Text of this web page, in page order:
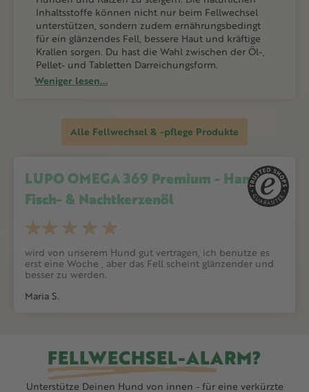
Inhaltsstoffe können nicht nur beim Fellwechsel
unterstützen, sondern zudem ernährungsbedingt
für ein glänzendes Fell, bessere Haut und kräftige
Krallen sorgen. Du hast die Wahl zwischen der Öl-,
Pellet- und Tabletten Darreichungsform.
Weniger lesen...
Alle Fellwechsel & -pflege Produkte
LUPO OMEGA 369 Premium - Hanf-,
Fisch- & Nachtkerzenöl
wird von unserem Hund gut vertragen, ich benutze es
erst eine Woche , aber das Fell scheint glänzender und
besser zu werden.
Maria S.
FELLWECHSEL-ALARM?
Unterstütze Deinen Hund von innen - für eine verkürzte